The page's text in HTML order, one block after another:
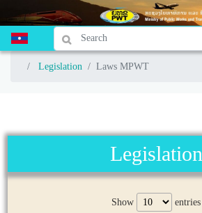
Legislation Laws MPWT
Legislation Laws MPWT
Legislation
Show entries